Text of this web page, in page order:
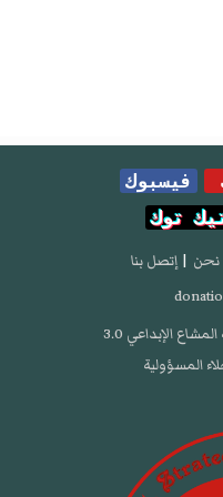
فيسبوك
توك
| إتصل بنا
الإبداعي 3.0
المسؤولية